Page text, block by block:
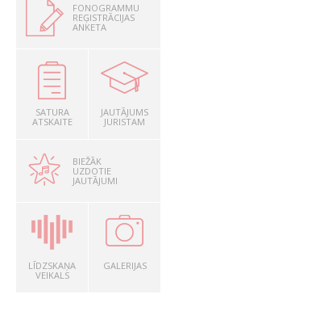
FONOGRAMMU
REĢISTRĀCIJAS
ANKETA
SATURA
ATSKAITE
JAUTĀJUMS
JURISTAM
BIEŽĀK
UZDOTIE
JAUTĀJUMI
LĪDZSKAŅA
VEIKALS
GALERIJAS